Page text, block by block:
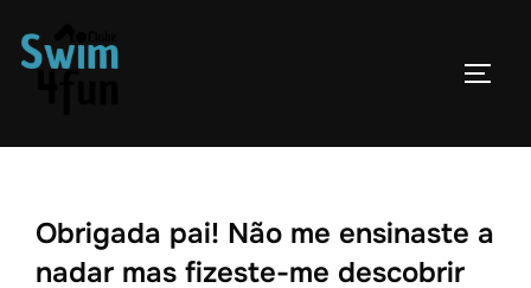
Obrigada pai! Não me ensinaste a
nadar mas fizeste-me descobrir